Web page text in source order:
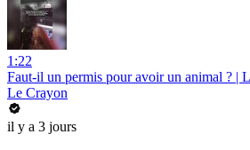
1:22
Faut-il un permis pour avoir un animal ? |
Le Crayon
il y a 3 jours